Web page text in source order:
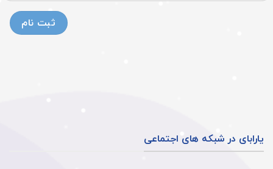
یارابای در شبکه های اجتماعی